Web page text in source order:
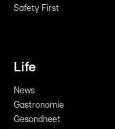
Safety First
Life
News
Gastronomie
Gesondheet